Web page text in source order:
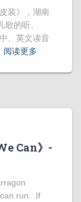
装》，湖南
的听、
、英文读音
阅读更多
Can》-
run. If